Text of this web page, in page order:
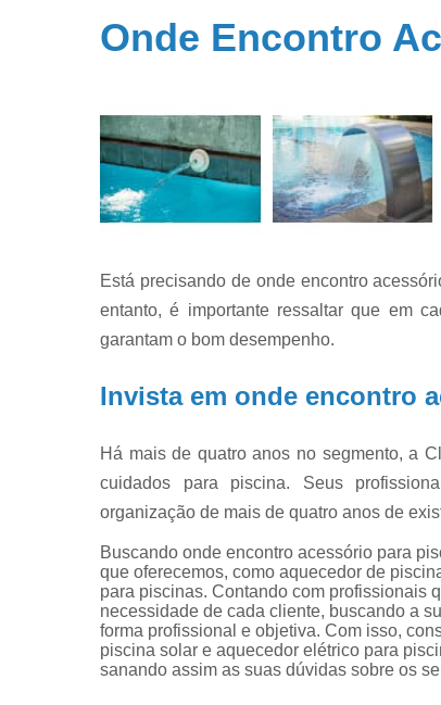
de
para
Onde Encontro
Está precisando de onde encontro
entanto, é importante ressaltar que em
garantam o bom desempenho.
Invista em onde encontro
Há mais de quatro anos no segmento, a
cuidados para piscina. Seus
organização de mais de quatro anos de
Buscando onde encontro acessório para
que oferecemos, como aquecedor de
para piscinas. Contando com profissionais
necessidade de cada cliente, buscando a
forma profissional e objetiva. Com isso,
piscina solar e aquecedor elétrico para
sanando assim as suas dúvidas sobre os